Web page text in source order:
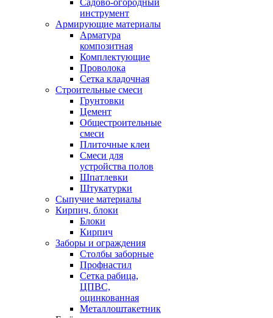
Садово-огородный
инструмент
Армирующие материалы
Арматура
композитная
Комплектующие
Проволока
Сетка кладочная
Строительные смеси
Грунтовки
Цемент
Общестроительные
смеси
Плиточные клеи
Смеси для
устройства полов
Шпатлевки
Штукатурки
Сыпучие материалы
Кирпич, блоки
Блоки
Кирпич
Заборы и ограждения
Столбы заборные
Профнастил
Сетка рабица,
ЦПВС,
оцинкованная
Металлоштакетник